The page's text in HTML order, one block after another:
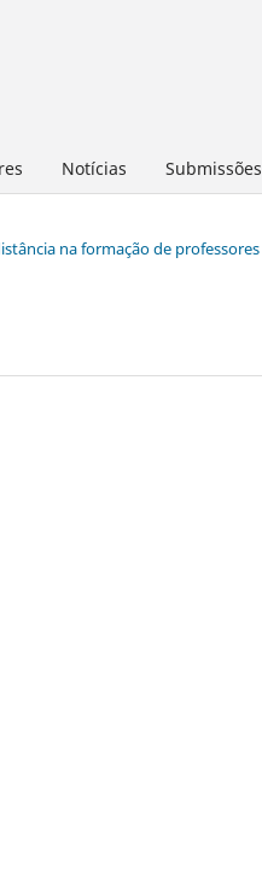
Notícias Submissões
na formação de professores